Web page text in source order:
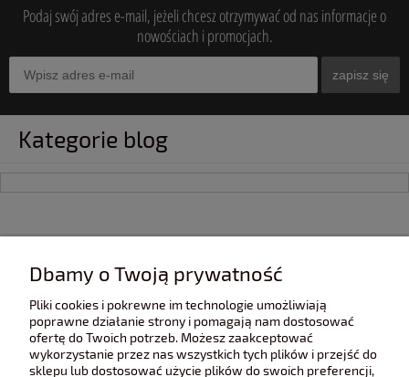
Podaj swój adres e-mail, jeżeli chcesz otrzymywać od nas informacje o
nowościach i promocjach.
zapisz się
Kategorie blog
POMOC
Dbamy o Twoją prywatność
Pliki cookies i pokrewne im technologie umożliwiają
poprawne działanie strony i pomagają nam dostosować
ofertę do Twoich potrzeb. Możesz zaakceptować
wykorzystanie przez nas wszystkich tych plików i przejść do
sklepu lub dostosować użycie plików do swoich preferencji,